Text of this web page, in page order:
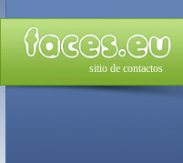
sitio de contactos